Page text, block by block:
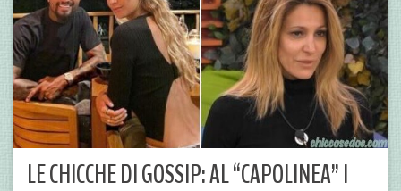
LE CHICCHE DI GOSSIP: AL “CAPOLINEA” I